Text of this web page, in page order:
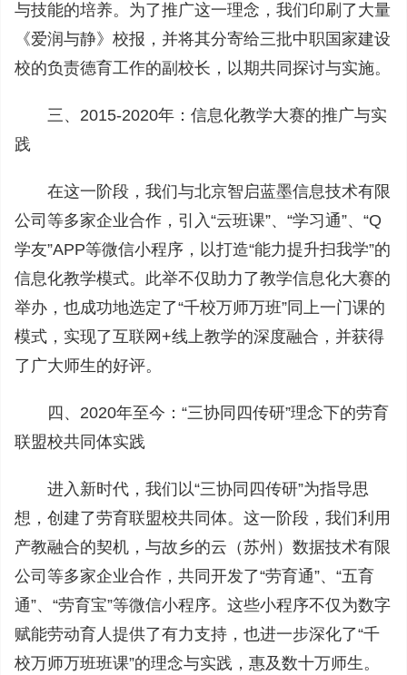
与技能的培养。为了推广这一理念，我们印刷了大量
《爱润与静》校报，并将其分寄给三批中职国家建设
校的负责德育工作的副校长，以期共同探讨与实施。
三、2015-2020年：信息化教学大赛的推广与实
践
在这一阶段，我们与北京智启蓝墨信息技术有限
公司等多家企业合作，引入“云班课”、“学习通”、“Q
学友”APP等微信小程序，以打造“能力提升扫我学”的
信息化教学模式。此举不仅助力了教学信息化大赛的
举办，也成功地选定了“千校万师万班”同上一门课的
模式，实现了互联网+线上教学的深度融合，并获得
了广大师生的好评。
四、2020年至今：“三协同四传研”理念下的劳育
联盟校共同体实践
进入新时代，我们以“三协同四传研”为指导思
想，创建了劳育联盟校共同体。这一阶段，我们利用
产教融合的契机，与故乡的云（苏州）数据技术有限
公司等多家企业合作，共同开发了“劳育通”、“五育
通”、“劳育宝”等微信小程序。这些小程序不仅为数字
赋能劳动育人提供了有力支持，也进一步深化了“千
校万师万班班课”的理念与实践，惠及数十万师生。